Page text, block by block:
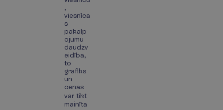
,
viesnīca
s
pakalp
ojumu
daudzv
eidība,
to
grafiks
un
cenas
var tikt
mainīta